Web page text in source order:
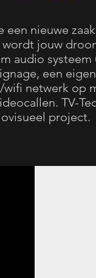
nieuwe
jouw
audio
een
netwerk op
TV-
project.